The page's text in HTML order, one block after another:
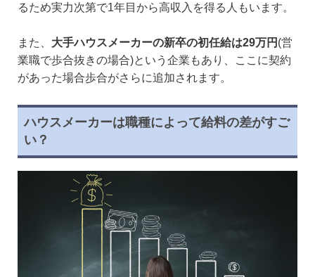
るため実力次第で1年目から高収入を得る人もいます。
また、 大手ハウスメーカーの新卒の初任給は29万円 (営
業職で歩合抜きの場合)という企業もあり、ここに契約
があった場合歩合がさらに追加されます。
ハウスメーカーは職種によって給料の差がすご
い？